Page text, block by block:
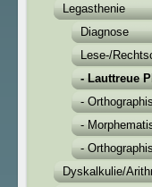
Legasthenie
Diagnose
Lese-/
- Lauttreue
-
-
-
Dyskalkulie/